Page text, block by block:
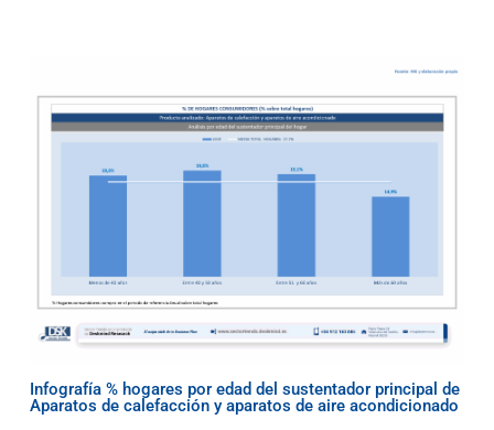
Infografía % hogares por edad del sustentador principal de
Aparatos de calefacción y aparatos de aire acondicionado